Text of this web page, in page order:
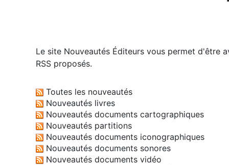
Le site Nouveautés Éditeurs vous permet d'être
RSS proposés.
Toutes les nouveautés
Nouveautés livres
Nouveautés documents cartographiques
Nouveautés partitions
Nouveautés documents iconographiques
Nouveautés documents sonores
Nouveautés documents vidéo